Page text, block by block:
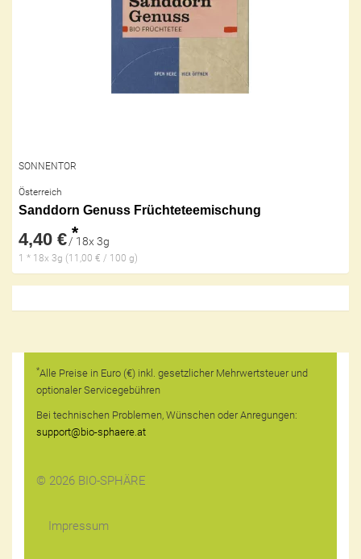
SONNENTOR
Österreich
Sanddorn Genuss Früchteteemischung
4,40 € *
/ 18x 3g
1 * 18x 3g (11,00 € / 100 g)
*Alle Preise in Euro (€) inkl. gesetzlicher Mehrwertsteuer und
optionaler Servicegebühren
Bei technischen Problemen, Wünschen oder Anregungen:
support@bio-sphaere.at
© 2026 BIO-SPHÄRE
Impressum